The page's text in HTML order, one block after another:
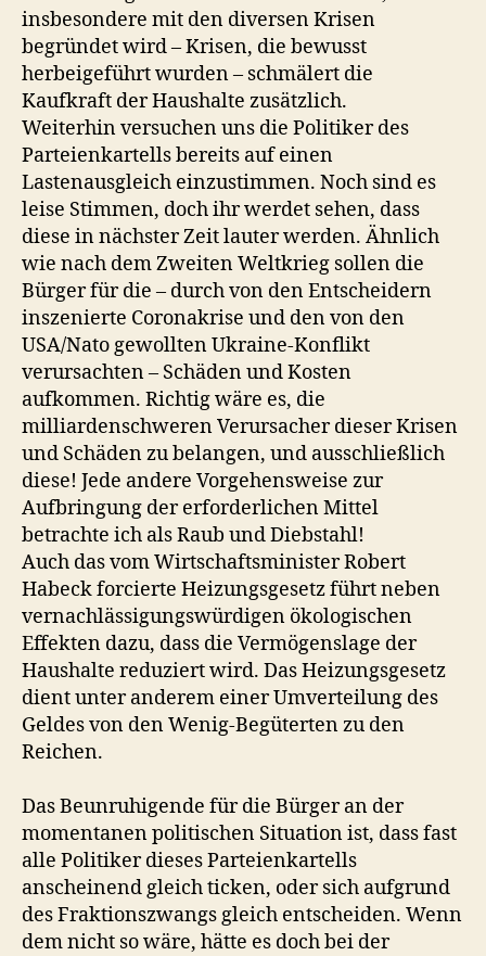
insbesondere mit den diversen Krisen
begründet wird – Krisen, die bewusst
herbeigeführt wurden – schmälert die
Kaufkraft der Haushalte zusätzlich.
Weiterhin versuchen uns die Politiker des
Parteienkartells bereits auf einen
Lastenausgleich einzustimmen. Noch sind es
leise Stimmen, doch ihr werdet sehen, dass
diese in nächster Zeit lauter werden. Ähnlich
wie nach dem Zweiten Weltkrieg sollen die
Bürger für die – durch von den Entscheidern
inszenierte Coronakrise und den von den
USA/Nato gewollten Ukraine-Konflikt
verursachten – Schäden und Kosten
aufkommen. Richtig wäre es, die
milliardenschweren Verursacher dieser Krisen
und Schäden zu belangen, und ausschließlich
diese! Jede andere Vorgehensweise zur
Aufbringung der erforderlichen Mittel
betrachte ich als Raub und Diebstahl!
Auch das vom Wirtschaftsminister Robert
Habeck forcierte Heizungsgesetz führt neben
vernachlässigungswürdigen ökologischen
Effekten dazu, dass die Vermögenslage der
Haushalte reduziert wird. Das Heizungsgesetz
dient unter anderem einer Umverteilung des
Geldes von den Wenig-Begüterten zu den
Reichen.
Das Beunruhigende für die Bürger an der
momentanen politischen Situation ist, dass fast
alle Politiker dieses Parteienkartells
anscheinend gleich ticken, oder sich aufgrund
des Fraktionszwangs gleich entscheiden. Wenn
dem nicht so wäre, hätte es doch bei der